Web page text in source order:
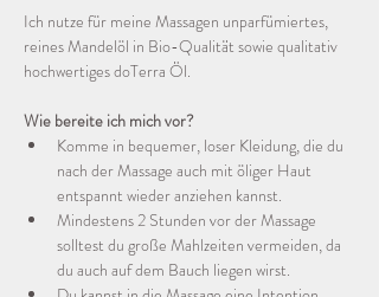
Ich nutze für meine Massagen unparfümiertes,
reines Mandelöl in Bio-Qualität sowie qualitativ
hochwertiges doTerra Öl.
Wie bereite ich mich vor?
Komme in bequemer, loser Kleidung, die du
nach der Massage auch mit öliger Haut
entspannt wieder anziehen kannst.
Mindestens 2 Stunden vor der Massage
solltest du große Mahlzeiten vermeiden, da
du auch auf dem Bauch liegen wirst.